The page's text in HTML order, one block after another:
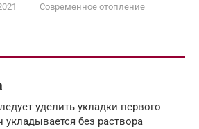
Современное отопление
уделить укладки первого
без раствора